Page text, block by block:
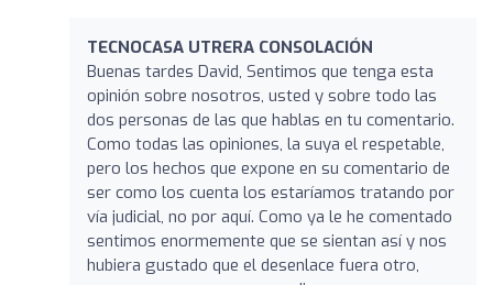
TECNOCASA UTRERA CONSOLACIÓN
Buenas tardes David, Sentimos que tenga esta
opinión sobre nosotros, usted y sobre todo las
dos personas de las que hablas en tu comentario.
Como todas las opiniones, la suya el respetable,
pero los hechos que expone en su comentario de
ser como los cuenta los estaríamos tratando por
vía judicial, no por aquí. Como ya le he comentado
sentimos enormemente que se sientan así y nos
hubiera gustado que el desenlace fuera otro,